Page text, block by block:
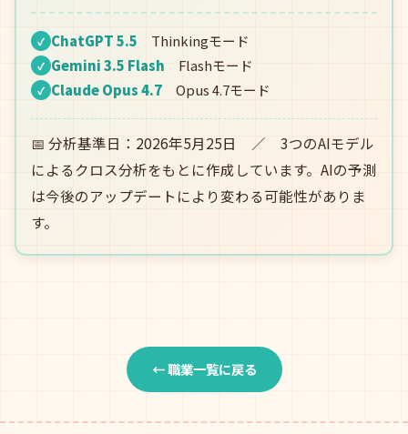
✓ ChatGPT 5.5 Thinkingモード
✓ Gemini 3.5 Flash Flashモード
✓ Claude Opus 4.7 Opus 4.7モード
📅 分析基準日：2026年5月25日 ／ 3つのAIモデル
によるクロス分析をもとに作成しています。AIの予測
は今後のアップデートにより変わる可能性がありま
す。
← 職業一覧に戻る